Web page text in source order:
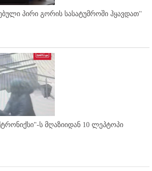
პირი გორის სასატუმროში ჰყავდათ''
ს მღაზიიდან 10 ლეპტოპი